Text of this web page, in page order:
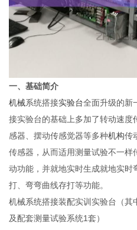
一、基础简介
机械系统搭接实验台全面升级的新
接实验台的基础上多加了转动速度
感器、摆动传感觉器等多种机构传
传感器，从而适用测量试验不一
动功能，并就地实时生成就地实时
打、弯弯曲线存打等功能。
机械系统搭接装配实训实验台（
及配套测量试验系统1套）